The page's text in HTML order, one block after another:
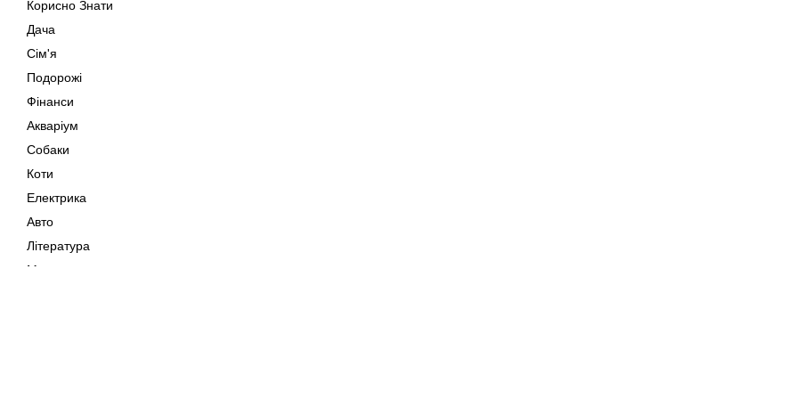
Корисно Знати
Дача
Сім'я
Подорожі
Фінанси
Акваріум
Собаки
Коти
Електрика
Авто
Література
Музика